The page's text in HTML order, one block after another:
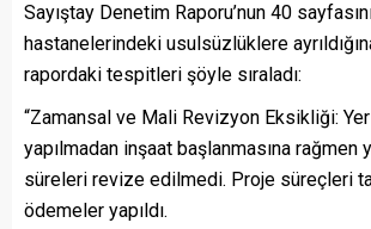
Sayıştay Denetim Raporu’nun 40
hastanelerindeki usulsüzlüklere
rapordaki tespitleri şöyle sıraladı:
“Zamansal ve Mali Revizyon Eksikliği:
yapılmadan inşaat başlanmasına rağmen
süreleri revize edilmedi. Proje süreçleri
ödemeler yapıldı.